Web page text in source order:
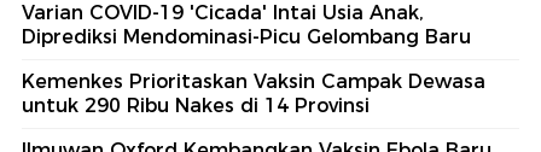
Varian COVID-19 'Cicada' Intai Usia Anak,
Diprediksi Mendominasi-Picu Gelombang Baru
Kemenkes Prioritaskan Vaksin Campak Dewasa
untuk 290 Ribu Nakes di 14 Provinsi